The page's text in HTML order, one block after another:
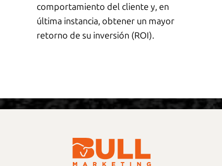
comportamiento del cliente y, en
última instancia, obtener un mayor
retorno de su inversión (ROI).